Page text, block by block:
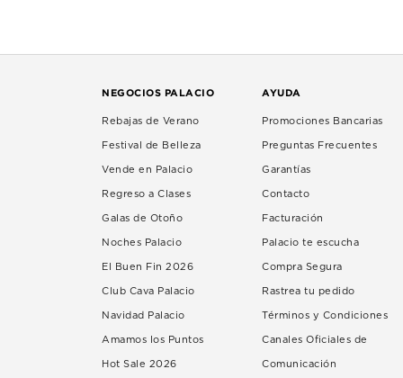
NEGOCIOS PALACIO
Rebajas de Verano
Festival de Belleza
Vende en Palacio
Regreso a Clases
Galas de Otoño
Noches Palacio
El Buen Fin 2026
Club Cava Palacio
Navidad Palacio
Amamos los Puntos
Hot Sale 2026
AYUDA
Promociones Bancarias
Preguntas Frecuentes
Garantías
Contacto
Facturación
Palacio te escucha
Compra Segura
Rastrea tu pedido
Términos y Condiciones
Canales Oficiales de
Comunicación